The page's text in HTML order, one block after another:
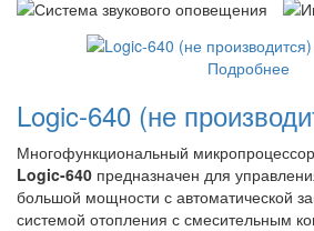
Подробнее
Logic-640 (не
Многофункциональный
Logic-640 предназначен для
большой мощности с автоматической
системой отопления с смесительным